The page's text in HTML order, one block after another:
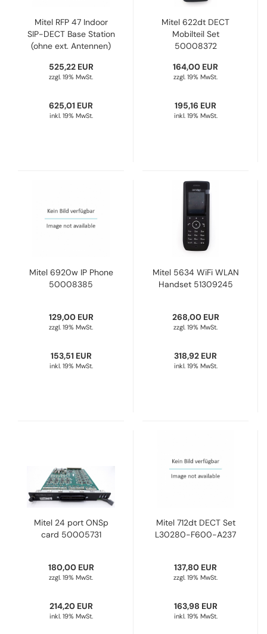
Mitel RFP 47 Indoor
SIP-DECT Base Station
(ohne ext. Antennen)
525,22 EUR
zzgl. 19% MwSt.
625,01 EUR
inkl. 19% MwSt.
Mitel 622dt DECT
Mobilteil Set
50008372
164,00 EUR
zzgl. 19% MwSt.
195,16 EUR
inkl. 19% MwSt.
Mitel 6920w IP Phone
50008385
129,00 EUR
zzgl. 19% MwSt.
153,51 EUR
inkl. 19% MwSt.
Mitel 5634 WiFi WLAN
Handset 51309245
268,00 EUR
zzgl. 19% MwSt.
318,92 EUR
inkl. 19% MwSt.
Mitel 24 port ONSp
card 50005731
180,00 EUR
zzgl. 19% MwSt.
214,20 EUR
inkl. 19% MwSt.
Mitel 712dt DECT Set
L30280-F600-A237
137,80 EUR
zzgl. 19% MwSt.
163,98 EUR
inkl. 19% MwSt.